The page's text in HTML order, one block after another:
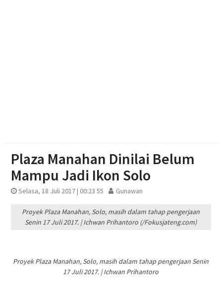
Plaza Manahan Dinilai Belum
Mampu Jadi Ikon Solo
Selasa, 18 Juli 2017 | 00:23 55 Gunawan
Proyek Plaza Manahan, Solo, masih dalam tahap pengerjaan
Senin 17 Juli 2017. | Ichwan Prihantoro (/Fokusjateng.com)
Proyek Plaza Manahan, Solo, masih dalam tahap pengerjaan Senin
17 Juli 2017. | Ichwan Prihantoro